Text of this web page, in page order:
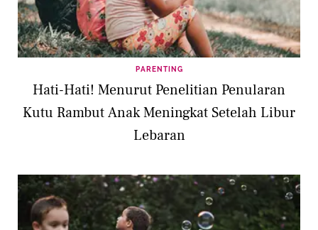
PARENTING
Hati-Hati! Menurut Penelitian Penularan
Kutu Rambut Anak Meningkat Setelah Libur
Lebaran